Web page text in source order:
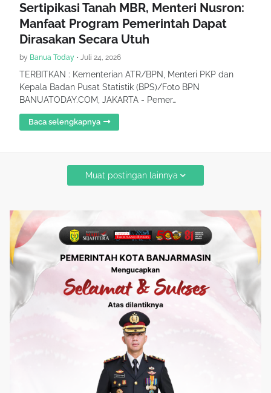
Sertipikasi Tanah MBR, Menteri Nusron:
Manfaat Program Pemerintah Dapat
Dirasakan Secara Utuh
by Banua Today • Juli 24, 2026
TERBITKAN : Kementerian ATR/BPN, Menteri PKP dan
Kepala Badan Pusat Statistik (BPS)/Foto BPN
BANUATODAY.COM, JAKARTA - Pemer…
Baca selengkapnya
Muat postingan lainnya